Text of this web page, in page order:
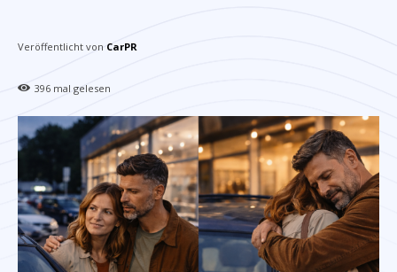
Veröffentlicht von CarPR
396 mal gelesen